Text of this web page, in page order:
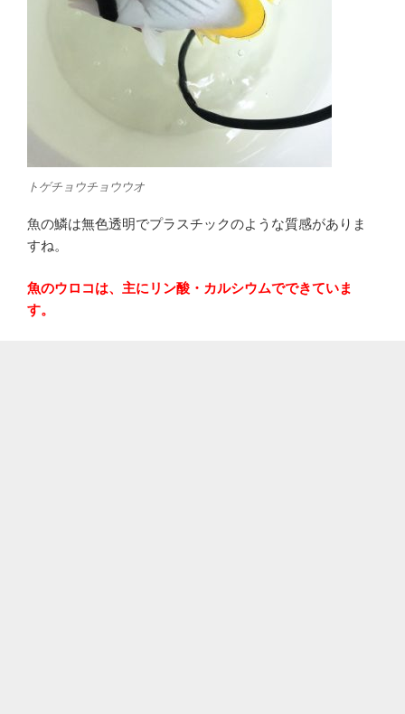
トゲチョウチョウウオ
魚の鱗は無色透明でプラスチックのような質感がありま
すね。
魚のウロコは、主にリン酸・カルシウムでできていま
す。